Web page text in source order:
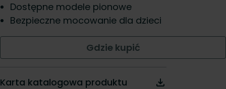
Dostępne modele pionowe
Bezpieczne mocowanie dla dzieci
Gdzie kupić
Karta katalogowa produktu